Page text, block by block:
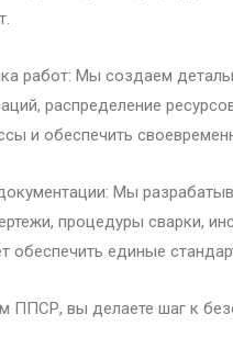
работ: Мы создаем
распределение
и обеспечить
Мы
процедуры сварки,
обеспечить единые
ППСР, вы делаете шаг к